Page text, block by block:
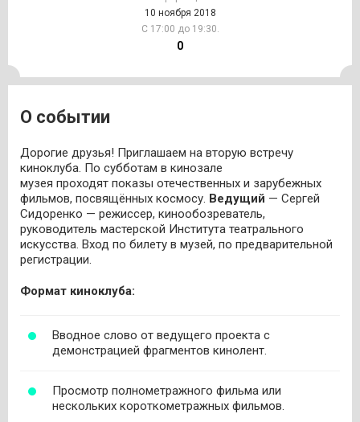
10 ноября 2018
С 17:00 до 19:30.
0
О событии
Дорогие друзья! Приглашаем на вторую встречу
киноклуба. По субботам в кинозале
музея проходят показы отечественных и зарубежных
фильмов, посвящённых космосу. Ведущий — Сергей
Сидоренко — режиссер, кинообозреватель,
руководитель мастерской Института театрального
искусства. Вход по билету в музей, по предварительной
регистрации.
Формат киноклуба:
Вводное слово от ведущего проекта с
демонстрацией фрагментов кинолент.
Просмотр полнометражного фильма или
нескольких короткометражных фильмов.